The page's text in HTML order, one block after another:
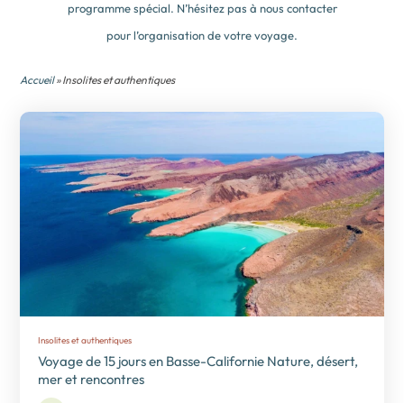
programme spécial. N’hésitez pas à nous contacter
pour l’organisation de votre voyage.
Accueil» Insolites et authentiques
Insolites et authentiques
Voyage de 15 jours en Basse-Californie Nature, désert,
mer et rencontres